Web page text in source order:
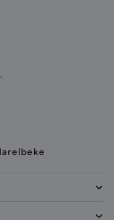
jouw
dat de
De
hun